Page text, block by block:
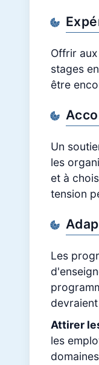
Offrir
stages
être
Un
les
et à
tension
Les
Attirer
les